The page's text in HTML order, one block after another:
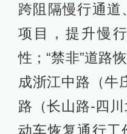
跨阻隔慢行通道
项目，提升慢
性；“禁非”道路
成浙江中路（牛
路（长山路-四
动车恢复通行工